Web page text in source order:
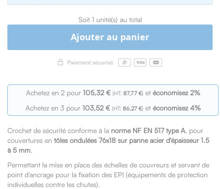
Soit 1 unité(s) au total
Ajouter au panier
Achetez en 2 pour 105,32 € 87,77 € et économisez2%
Achetez en 3 pour 103,52 € 86,27 € et économisez4%
Crochet de sécurité conforme à la norme NF EN 517 type A, pour
couvertures en tôles ondulées 76x18 sur panne acier d'épaisseur 1.5
à 5 mm.
Permettant la mise en place des échelles de couvreurs et servant de
point d'ancrage pour la fixation des EPI (équipements de protection
individuelles contre les chutes).